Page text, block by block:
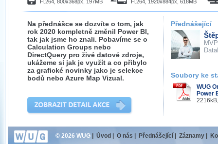
H.264, 800x368px, 197MB H.264, 1920x884px, 618MB
Na přednášce se dozvíte o tom, jak
rok 2020 kompletně změnil Power BI,
tak jak jsme ho znali. Pobavíme se o
Calculation Groups nebo
DirectQuery pro živé datové zdroje,
ukážeme si jak je využít a co přibylo
za grafické novinky jako je selekce
bodů nebo Azure Map Vizual.
Přednášející
MVP
Soubory ke
WUG
Power
© 2026 WUG Úvod O nás Přednášející Záznamy